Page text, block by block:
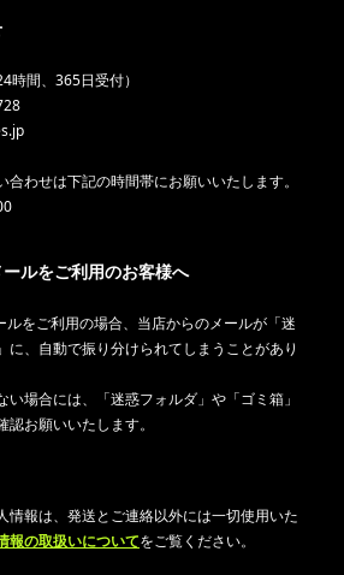
時間、365日受付）
わせは下記の時間帯にお願いいたします。
ルをご利用のお客様へ
ルをご利用の場合、当店からのメールが「迷
に、自動で振り分けられてしまうことがあり
い場合には、「迷惑フォルダ」や「ゴミ箱」
お願いいたします。
情報は、発送とご連絡以外には一切使用いた
報の取扱いについてをご覧ください。